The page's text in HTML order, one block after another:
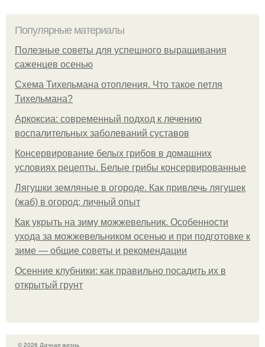
Популярные материалы
Полезные советы для успешного выращивания
саженцев осенью
Схема Тихельмана отопления. Что такое петля
Тихельмана?
Аркоксиа: современный подход к лечению
воспалительных заболеваний суставов
Консервирование белых грибов в домашних
условиях рецепты. Белые грибы консервированные
Лягушки земляные в огороде. Как привлечь лягушек
(жаб) в огород: личный опыт
Как укрыть на зиму можжевельник. Особенности
ухода за можжевельником осенью и при подготовке к
зиме — общие советы и рекомендации
Осенние клубники: как правильно посадить их в
открытый грунт
© 2026 Дачная жизнь